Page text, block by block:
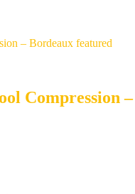
Compression –